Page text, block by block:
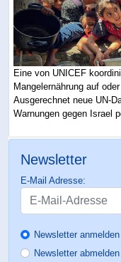
Eine von UNICEF
Mangelernährung auf
Ausgerechnet neue UN-
Warnungen gegen Israel
Newsletter
E-Mail Adresse:
Newsletter anmelden
Newsletter abmelden